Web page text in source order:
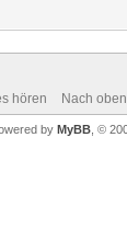
hören Nach oben
by MyBB , ©